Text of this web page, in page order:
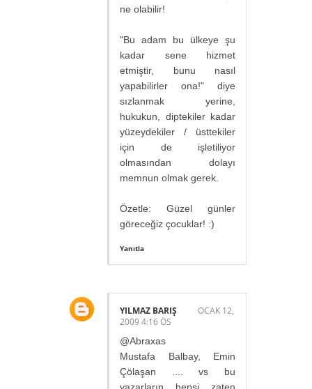
ne olabilir!
"Bu adam bu ülkeye şu
kadar sene hizmet
etmiştir, bunu nasıl
yapabilirler ona!" diye
sızlanmak yerine,
hukukun, diptekiler kadar
yüzeydekiler / üsttekiler
için de işletiliyor
olmasından dolayı
memnun olmak gerek.
Özetle: Güzel günler
göreceğiz çocuklar! :)
Yanıtla
YILMAZ BARIŞ
OCAK 12,
2009 4:16 ÖS
@Abraxas
Mustafa Balbay, Emin
Çölaşan .... vs bu